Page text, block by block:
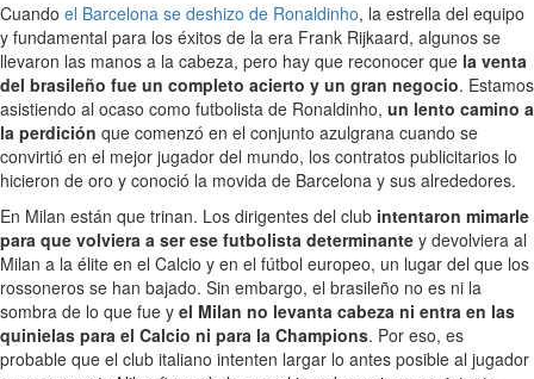
Cuando el Barcelona se deshizo de Ronaldinho, la estrella del equipo
y fundamental para los éxitos de la era Frank Rijkaard, algunos se
llevaron las manos a la cabeza, pero hay que reconocer que la venta
del brasileño fue un completo acierto y un gran negocio. Estamos
asistiendo al ocaso como futbolista de Ronaldinho, un lento camino a
la perdición que comenzó en el conjunto azulgrana cuando se
convirtió en el mejor jugador del mundo, los contratos publicitarios lo
hicieron de oro y conoció la movida de Barcelona y sus alrededores.
En Milan están que trinan. Los dirigentes del club intentaron mimarle
para que volviera a ser ese futbolista determinante y devolviera al
Milan a la élite en el Calcio y en el fútbol europeo, un lugar del que los
rossoneros se han bajado. Sin embargo, el brasileño no es ni la
sombra de lo que fue y el Milan no levanta cabeza ni entra en las
quinielas para el Calcio ni para la Champions. Por eso, es
probable que el club italiano intenten largar lo antes posible al jugador